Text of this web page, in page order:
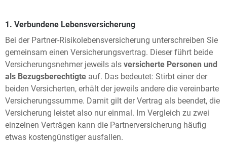
1. Verbundene Lebensversicherung
Bei der Partner-Risikolebensversicherung unterschreiben Sie
gemeinsam einen Versicherungsvertrag. Dieser führt beide
Versicherungsnehmer jeweils als versicherte Personen und
als Bezugsberechtigte auf. Das bedeutet: Stirbt einer der
beiden Versicherten, erhält der jeweils andere die vereinbarte
Versicherungssumme. Damit gilt der Vertrag als beendet, die
Versicherung leistet also nur einmal. Im Vergleich zu zwei
einzelnen Verträgen kann die Partnerversicherung häufig
etwas kostengünstiger ausfallen.